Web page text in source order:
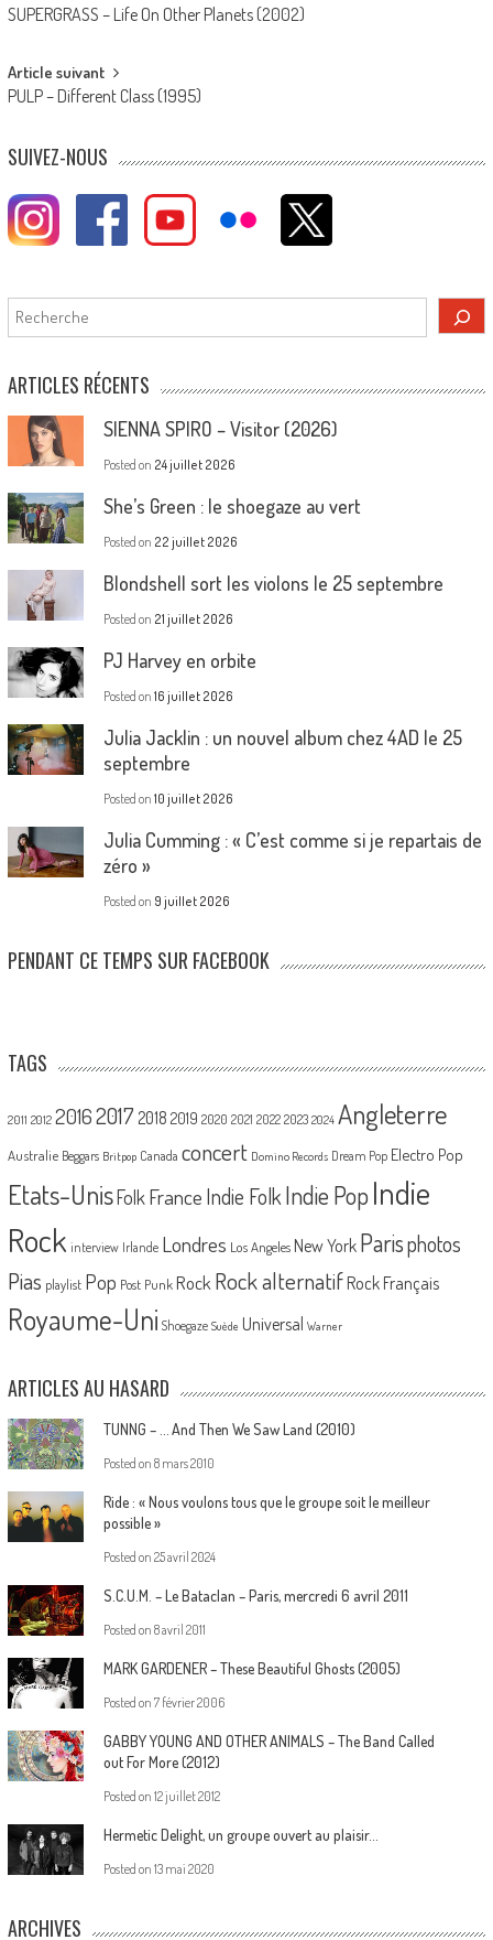
navigation
SUPERGRASS – Life On Other Planets (2002)
Article suivant
PULP – Different Class (1995)
SUIVEZ-NOUS
Rechercher
ARTICLES RÉCENTS
SIENNA SPIRO – Visitor (2026)
Posted on 24 juillet 2026
She’s Green : le shoegaze au vert
Posted on 22 juillet 2026
Blondshell sort les violons le 25 septembre
Posted on 21 juillet 2026
PJ Harvey en orbite
Posted on 16 juillet 2026
Julia Jacklin : un nouvel album chez 4AD le 25
septembre
Posted on 10 juillet 2026
Julia Cumming : « C’est comme si je repartais de
zéro »
Posted on 9 juillet 2026
PENDANT CE TEMPS SUR FACEBOOK
TAGS
2011 2012 20162017 2018 2019 2020 2021 2022 2023 2024 Angleterre
Australie Beggars Britpop Canada concert Domino Records Dream Pop Electro Pop
Etats-UnisFolk France Indie Folk Indie PopIndie
Rock interview Irlande Londres Los Angeles New York Parisphotos
Pias playlist Pop Post Punk Rock Rock alternatif Rock Français
Royaume-Uni Shoegaze Suède Universal Warner
ARTICLES AU HASARD
TUNNG – … And Then We Saw Land (2010)
Posted on 8 mars 2010
Ride : « Nous voulons tous que le groupe soit le meilleur
possible »
Posted on 25 avril 2024
S.C.U.M. – Le Bataclan – Paris, mercredi 6 avril 2011
Posted on 8 avril 2011
MARK GARDENER – These Beautiful Ghosts (2005)
Posted on 7 février 2006
GABBY YOUNG AND OTHER ANIMALS – The Band Called
out For More (2012)
Posted on 12 juillet 2012
Hermetic Delight, un groupe ouvert au plaisir…
Posted on 13 mai 2020
ARCHIVES